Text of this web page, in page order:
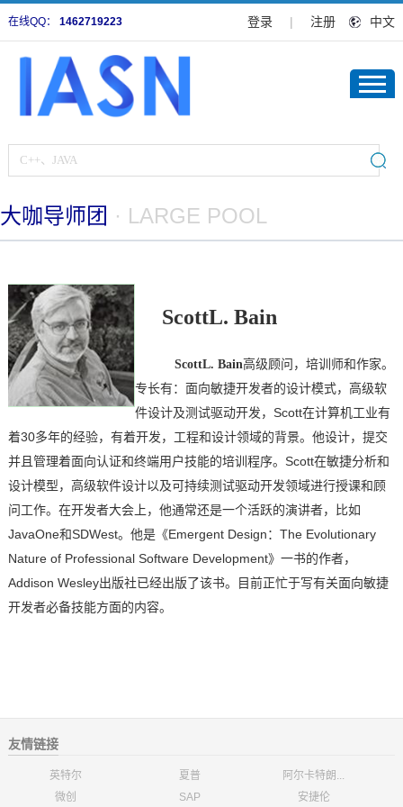
登录 | 注册 中文
在线QQ： 1462719223
大咖导师团 · LARGE POOL
ScottL. Bain
ScottL. Bain高级顾问，培训师和作家。
专长有：面向敏捷开发者的设计模式，高级软
件设计及测试驱动开发， Scott在计算机工业有
着30多年的经验，有着开发，工程和设计领域的背景。他设计，提交
并且管理着面向认证和终端用户技能的培训程序。Scott在敏捷分析和
设计模型，高级软件设计以及可持续测试驱动开发领域进行授课和顾
问工作。在开发者大会上，他通常还是一个活跃的演讲者，比如
JavaOne和SDWest。他是《Emergent Design：The Evolutionary
Nature of Professional Software Development》一书的作者，
Addison Wesley出版社已经出版了该书。目前正忙于写有关面向敏捷
开发者必备技能方面的内容。
友情链接
英特尔 夏普
阿尔卡特朗...
微创
SAP 安捷伦